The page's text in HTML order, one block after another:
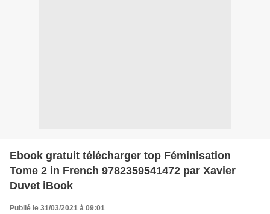
Ebook gratuit télécharger top Féminisation
Tome 2 in French 9782359541472 par Xavier
Duvet iBook
Publié le 31/03/2021 à 09:01